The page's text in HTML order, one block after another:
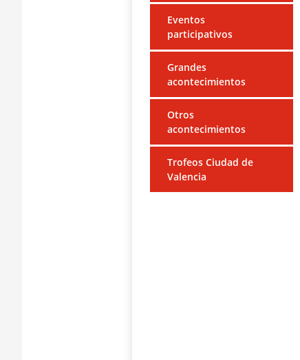
Eventos
participativos
Grandes
acontecimientos
Otros
acontecimientos
Trofeos Ciudad de
Valencia